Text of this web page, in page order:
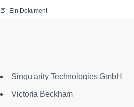
Ein Dokument
Singularity Technologies GmbH
Victoria Beckham